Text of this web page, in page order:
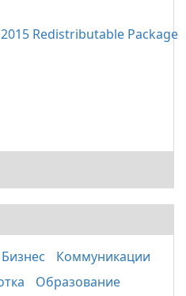
Бизнес
Коммуникации
Образование